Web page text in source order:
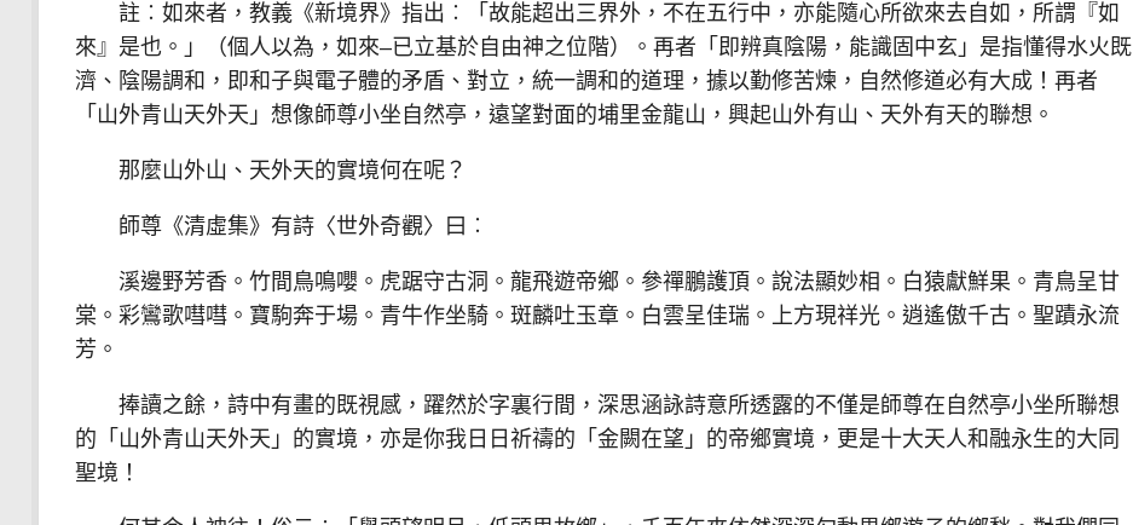
註︰如來者，教義《新境界》指出︰「故能超出三界外，不在五行中，亦能隨心所欲來去自如，所謂『如
來』是也。」（個人以為，如來–已立基於自由神之位階）。再者「即辨真陰陽，能識固中玄」是指懂得水火既
濟、陰陽調和，即和子與電子體的矛盾、對立，統一調和的道理，據以勤修苦煉，自然修道必有大成！再者
「山外青山天外天」想像師尊小坐自然亭，遠望對面的埔里金龍山，興起山外有山、天外有天的聯想。
那麼山外山、天外天的實境何在呢？
師尊《清虛集》有詩〈世外奇觀〉曰︰
溪邊野芳香。竹間鳥鳴嚶。虎踞守古洞。龍飛遊帝鄉。參禪鵬護頂。說法顯妙相。白猿獻鮮果。青鳥呈甘
棠。彩鸞歌嘒嘒。寶駒奔于場。青牛作坐騎。斑麟吐玉章。白雲呈佳瑞。上方現祥光。逍遙傲千古。聖蹟永流
芳。
捧讀之餘，詩中有畫的既視感，躍然於字裏行間，深思涵詠詩意所透露的不僅是師尊在自然亭小坐所聯想
的「山外青山天外天」的實境，亦是你我日日祈禱的「金闕在望」的帝鄉實境，更是十大天人和融永生的大同
聖境！